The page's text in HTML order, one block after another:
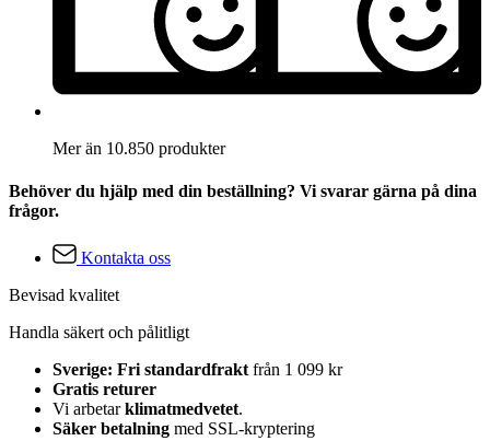
Mer än 10.850 produkter
Behöver du hjälp med din beställning? Vi svarar gärna på dina
frågor.
Kontakta oss
Bevisad kvalitet
Handla säkert och pålitligt
Sverige: Fri standardfrakt från 1 099 kr
Gratis returer
Vi arbetarklimatmedvetet.
Säker betalning med SSL-kryptering